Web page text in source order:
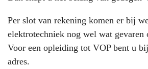
Per slot van rekening komen er bij
elektrotechniek nog wel wat gevaren
Voor een opleiding tot VOP bent u
adres.